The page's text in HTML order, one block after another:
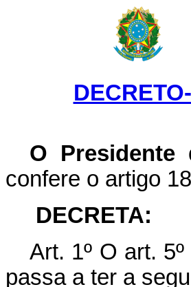
O Presidente
confere o artigo
DECRETA:
Art. 1º O art. 5º
passa a ter a